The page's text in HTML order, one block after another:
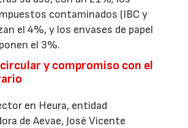
contaminados (IBC y
el 4%, y los envases de papel
el 3%.
y compromiso con el
en Heura, entidad
de Aevae, José Vicente